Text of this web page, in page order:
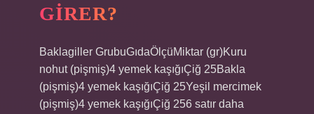
GIRER?
Baklagiller GrubuGıdaÖlçüMiktar (gr)Kuru
nohut (pişmiş)4 yemek kaşığıÇiğ 25Bakla
(pişmiş)4 yemek kaşığıÇiğ 25Yeşil mercimek
(pişmiş)4 yemek kaşığıÇiğ 256 satır daha